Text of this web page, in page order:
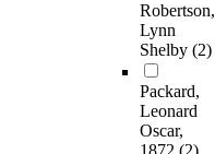
Robertson,
Lynn
Shelby (2)
Packard,
Leonard
Oscar,